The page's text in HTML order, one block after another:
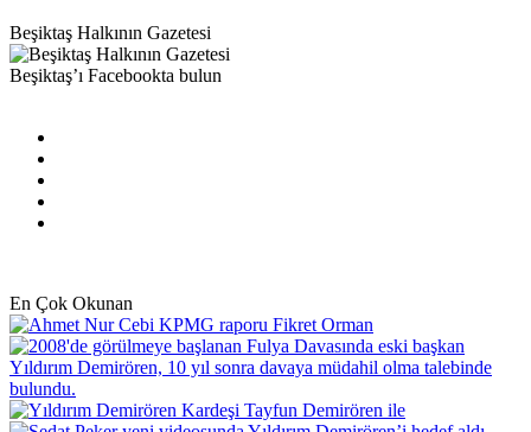
Beşiktaş Halkının Gazetesi
Beşiktaş’ı Facebookta bulun
En Çok Okunan